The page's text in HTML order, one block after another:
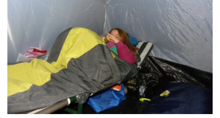
RYBÁŘSKÝ KROUŽEK
JAK SE STÁT ČLENEM MO ČRS